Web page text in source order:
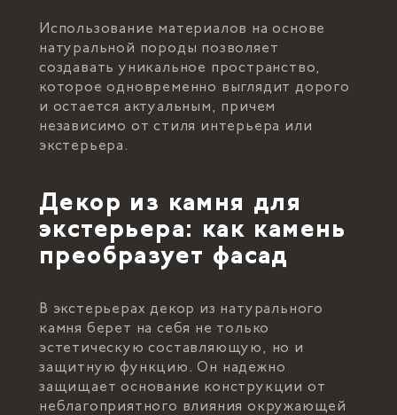
Использование материалов на основе
натуральной породы позволяет
создавать уникальное пространство,
которое одновременно выглядит дорого
и остается актуальным, причем
независимо от стиля интерьера или
экстерьера.
Декор из камня для
экстерьера: как камень
преобразует фасад
В экстерьерах декор из натурального
камня берет на себя не только
эстетическую составляющую, но и
защитную функцию. Он надежно
защищает основание конструкции от
неблагоприятного влияния окружающей